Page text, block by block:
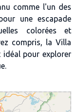
comme l'un des
une escapade
colorées et
compris, la Villa
idéal pour explorer